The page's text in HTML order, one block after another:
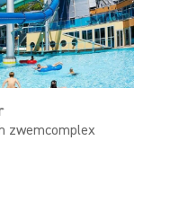
zwemcomplex